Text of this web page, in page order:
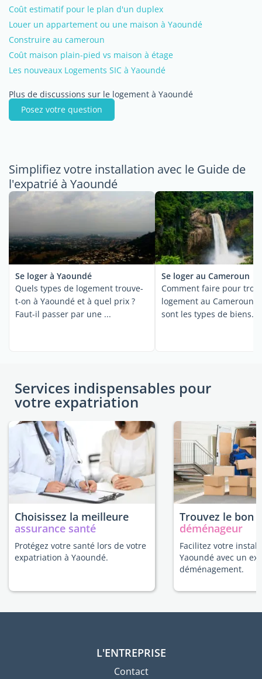
Coût estimatif pour le plan d'un duplex
Louer un appartement ou une maison à Yaoundé
Construire au cameroun
Coût maison plain-pied vs maison à étage
Les nouveaux Logements SIC à Yaoundé
Plus de discussions sur le logement à Yaoundé
Posez votre question
Simplifiez votre installation avec le Guide de
l'expatrié à Yaoundé
Se loger à Yaoundé
Quels types de logement trouve-
t-on à Yaoundé et à quel prix ?
Faut-il passer par une ...
Se loger au Cameroun
Comment faire pour
logement au Cameroun
sont les types de biens
Services indispensables pour
votre expatriation
Choisissez la meilleure
assurance santé
Protégez votre santé lors de votre
expatriation à Yaoundé.
Trouvez le bon
déménageur
Facilitez votre
Yaoundé avec un
déménagement.
L'ENTREPRISE
Contact